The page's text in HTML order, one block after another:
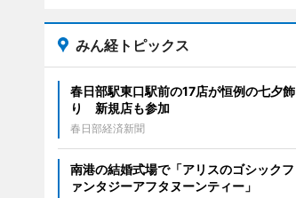
みん経トピックス
春日部駅東口駅前の17店が恒例の七夕飾
り 新規店も参加
春日部経済新聞
南港の結婚式場で「アリスのゴシックフ
ァンタジーアフタヌーンティー」